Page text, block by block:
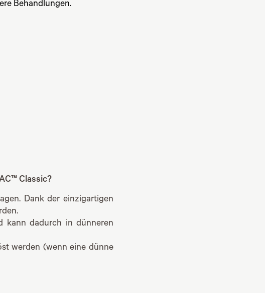
Behandlungen.
Classic?
Dank der einzigartigen
kann dadurch in dünneren
werden (wenn eine dünne